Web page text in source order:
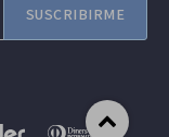
SUSCRIBIRME